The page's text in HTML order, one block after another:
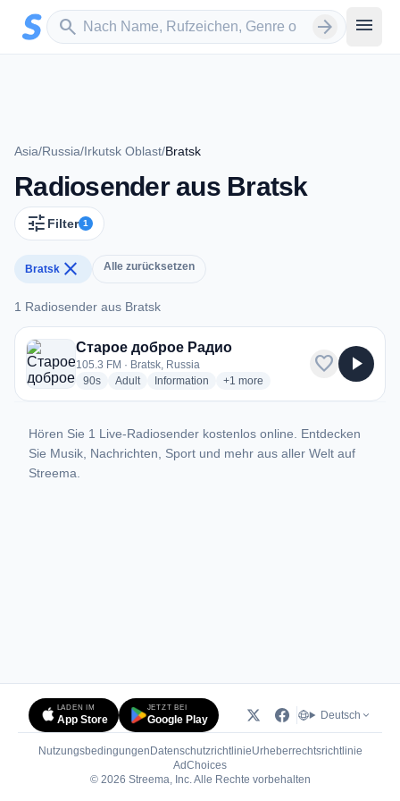
Zum Hauptinhalt springen
search
Sender suchen arrow_forward menu
Asia/Russia/Irkutsk Oblast/Bratsk
Radiosender aus Bratsk
tune Filter 1
Bratsk close Alle zurücksetzen
1 Radiosender aus Bratsk
1 Radiosender aus Bratsk
Старое доброе Радио
105.3 FM · Bratsk, Russia
90sradio stations
Adultradio stations
Information radio stations
+1 more genres for Старое доброе
more
favorite play_arrow
Hören Sie 1 Live-Radiosender kostenlos online. Entdecken
Sie Musik, Nachrichten, Sport und mehr aus aller Welt auf
Streema.
LADEN IM
App Store
JETZT BEI
Google Play Deutsch
Nutzungsbedingungen DatenschutzrichtlinieUrheberrechtsrichtlinie
AdChoices(öffnet in neuem Tab)
© 2026 Streema, Inc. Alle Rechte vorbehalten